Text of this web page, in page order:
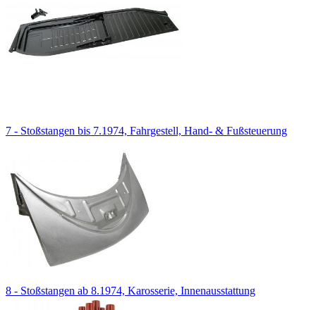
7 - Stoßstangen bis 7.1974, Fahrgestell, Hand- & Fußsteuerung
8 - Stoßstangen ab 8.1974, Karosserie, Innenausstattung